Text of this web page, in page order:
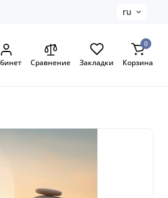
ru
Сравнение Закладки
0
Корзина